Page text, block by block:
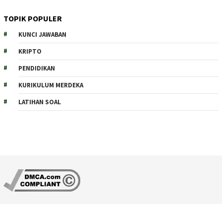
TOPIK POPULER
KUNCI JAWABAN
KRIPTO
PENDIDIKAN
KURIKULUM MERDEKA
LATIHAN SOAL